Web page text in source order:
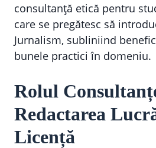
consultanță etică pentru
care se pregătesc să
Jurnalism, subliniind
bunele practici în domeniu.
Rolul
Redactarea
Licență